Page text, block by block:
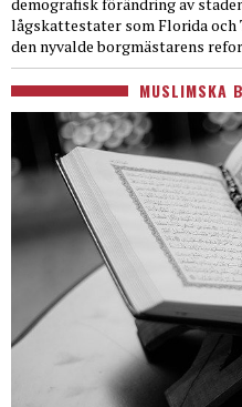
lågskattestater som Florida och
den nyvalde borgmästarens
MUSLIMSKA